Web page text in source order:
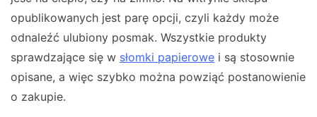
opublikowanych jest parę opcji, czyli każdy może
odnaleźć ulubiony posmak. Wszystkie produkty
sprawdzające się w słomki papierowe i są stosownie
opisane, a więc szybko można powziąć postanowienie
o zakupie.